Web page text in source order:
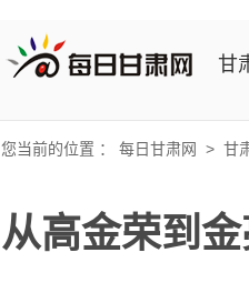
甘
您当前的位置 ： 每日甘肃网 > 甘
从高金荣到